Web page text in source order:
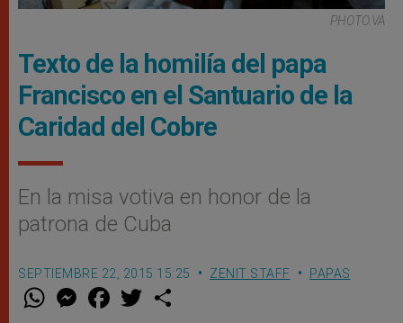
PHOTO.VA
Texto de la homilía del papa
Francisco en el Santuario de la
Caridad del Cobre
En la misa votiva en honor de la
patrona de Cuba
SEPTIEMBRE 22, 2015 15:25 ZENIT STAFF PAPAS
W M
e
F
a w